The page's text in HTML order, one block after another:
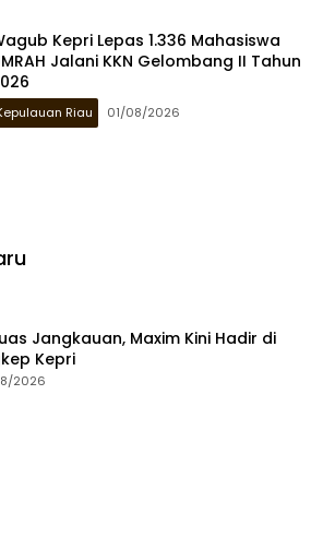
Kepri Lepas 1.336 Mahasiswa
Jalani KKN Gelombang II Tahun
Riau 01/08/2026
Jangkauan, Maxim Kini Hadir di
Kepri
2026